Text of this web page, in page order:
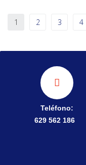
1 2 3 4
Teléfono:
629 562 186